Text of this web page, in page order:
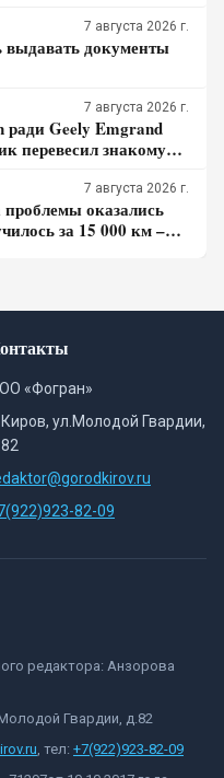
7 августа 2026 г.
выдавать документы
7 августа 2026 г.
Geely Emgrand
перевесил знакомую
7 августа 2026 г.
оказались
за 15 000 км –
«Фогран»
Киров, ул.Молодой Гвардии,
82-09
редактора: Анзорова
Гвардии, д.82
, тел: +7(922)923-82-09